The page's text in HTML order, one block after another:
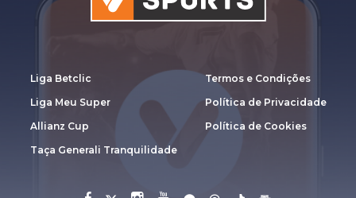
Liga Betclic
Liga Meu Super
Allianz Cup
Taça Generali Tranquilidade
Termos e Condições
Política de Privacidade
Política de Cookies